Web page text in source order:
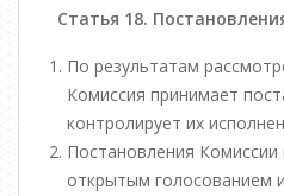
Статья 18.
По результатам
Комиссия принимает
контролирует их
Постановления
открытым голосованием